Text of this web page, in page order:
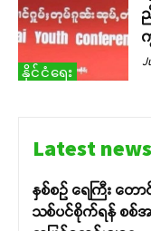
နိုင်ငံရေး
Latest news
နှစ်စဉ် ရေကြီး တေ
သစ်ပင်စိုက်ရန် စစ်အ